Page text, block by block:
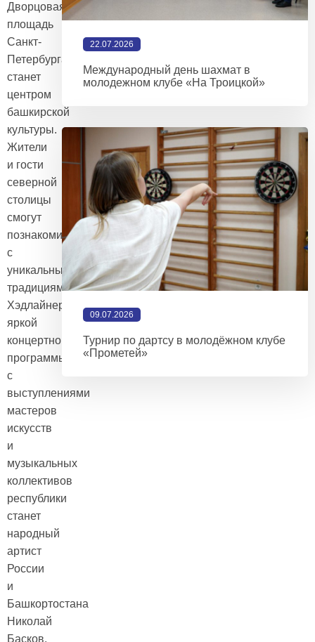
Дворцовая
площадь
Санкт-
Петербурга
станет
центром
башкирской
культуры.
Жители
и гости
северной
столицы
смогут
познакомиться
с
уникальными
традициями Башкортостана.
Хэдлайнером
яркой
концертной
программы
с
выступлениями
мастеров
искусств
и
музыкальных
коллективов
республики
станет
народный
артист
России
и
Башкортостана
Николай
Басков.
22.07.2026
Международный день шахмат в
молодежном клубе «На Троицкой»
09.07.2026
Турнир по дартсу в молодёжном клубе
«Прометей»